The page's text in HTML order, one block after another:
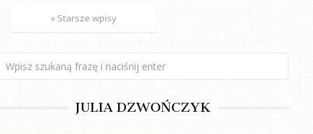
« Starsze wpisy
JULIA DZWOŃCZYK